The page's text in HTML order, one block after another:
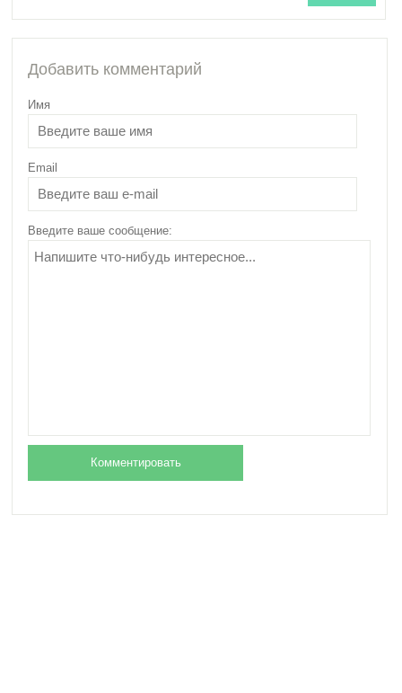
Добавить комментарий
Имя
Email
Введите ваше сообщение: